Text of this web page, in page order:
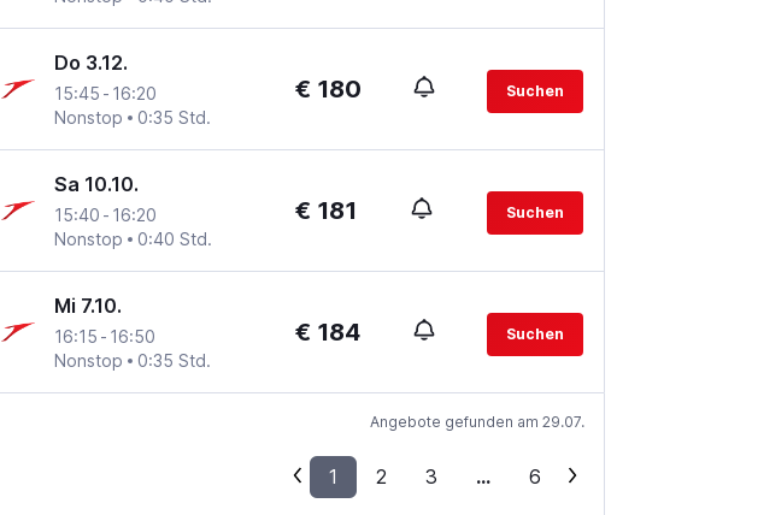
Do 3.12.
15:45 - 16:20
Nonstop
0:35 Std.
€ 180 Suchen
Sa 10.10.
15:40 - 16:20
Nonstop
0:40 Std.
€ 181 Suchen
Mi 7.10.
16:15 - 16:50
Nonstop
0:35 Std.
€ 184 Suchen
Angebote gefunden am 29.07.
1 2 3 ... 6